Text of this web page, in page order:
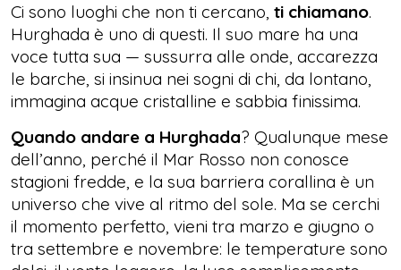
Ci sono luoghi che non ti cercano, ti chiamano.
Hurghada è uno di questi. Il suo mare ha una
voce tutta sua — sussurra alle onde, accarezza
le barche, si insinua nei sogni di chi, da lontano,
immagina acque cristalline e sabbia finissima.
Quando andare a Hurghada? Qualunque mese
dell’anno, perché il Mar Rosso non conosce
stagioni fredde, e la sua barriera corallina è un
universo che vive al ritmo del sole. Ma se cerchi
il momento perfetto, vieni tra marzo e giugno o
tra settembre e novembre: le temperature sono